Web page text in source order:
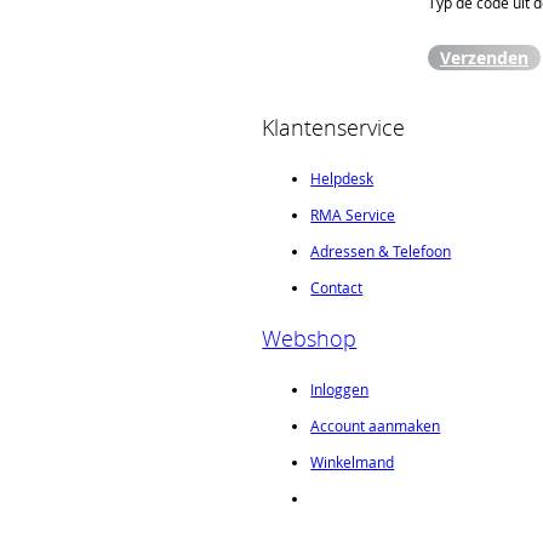
Verzenden
Klantenservice
Helpdesk
RMA Service
Adressen & Telefoon
Contact
Webshop
Inloggen
Account aanmaken
Winkelmand